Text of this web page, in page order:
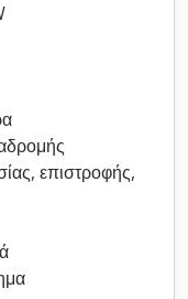
επιστροφής,